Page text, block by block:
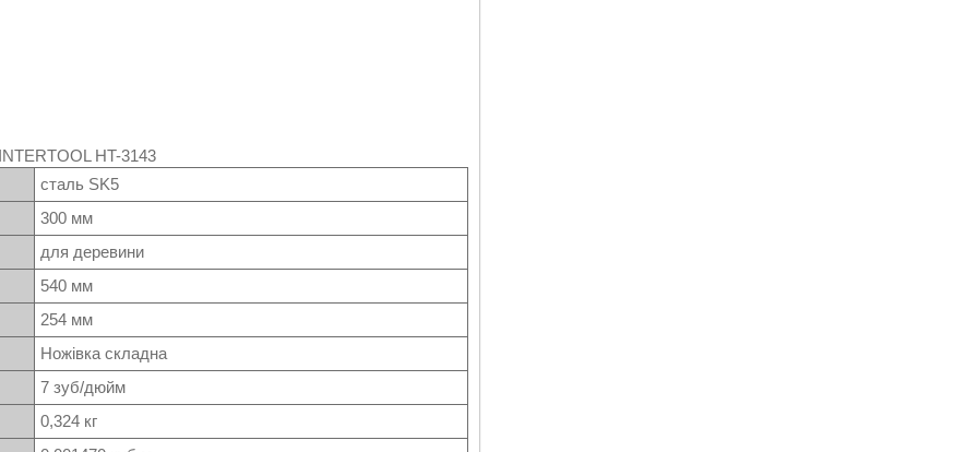
HT-3143
сталь SK5
300 мм
для деревини
540 мм
254 мм
Ножівка складна
7 зуб/дюйм
0,324 кг